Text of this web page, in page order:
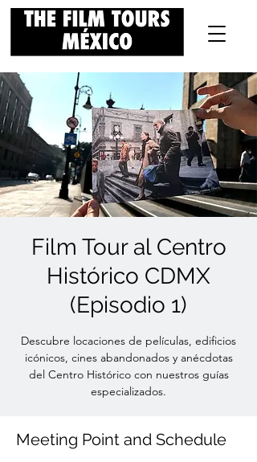
Film Tour al Centro
Histórico CDMX
(Episodio 1)
Descubre locaciones de películas, edificios
icónicos, cines abandonados y anécdotas
del Centro Histórico con nuestros guías
especializados.
Meeting Point and Schedule